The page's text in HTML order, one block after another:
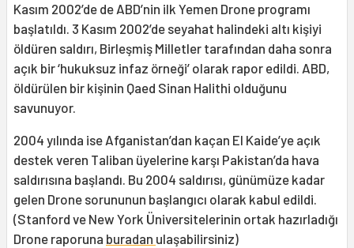
Kasım 2002’de de ABD’nin ilk Yemen Drone programı
başlatıldı. 3 Kasım 2002’de seyahat halindeki altı kişiyi
öldüren saldırı, Birleşmiş Milletler tarafından daha sonra
açık bir ‘hukuksuz infaz örneği’ olarak rapor edildi. ABD,
öldürülen bir kişinin Qaed Sinan Halithi olduğunu
savunuyor.
2004 yılında ise Afganistan’dan kaçan El Kaide’ye açık
destek veren Taliban üyelerine karşı Pakistan’da hava
saldırısına başlandı. Bu 2004 saldırısı, günümüze kadar
gelen Drone sorununun başlangıcı olarak kabul edildi.
(Stanford ve New York Üniversitelerinin ortak hazırladığı
Drone raporuna buradan ulaşabilirsiniz)